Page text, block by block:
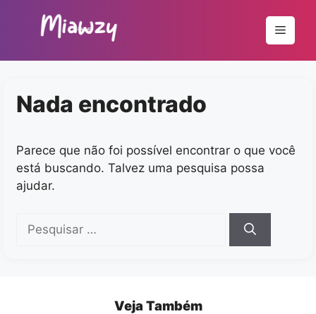
conteúdo
Menu
Nada encontrado
Parece que não foi possível encontrar o que você
está buscando. Talvez uma pesquisa possa
ajudar.
por:
Veja Também